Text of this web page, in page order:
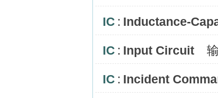
IC : Inductance-
IC : Input Circuit
IC : Incident